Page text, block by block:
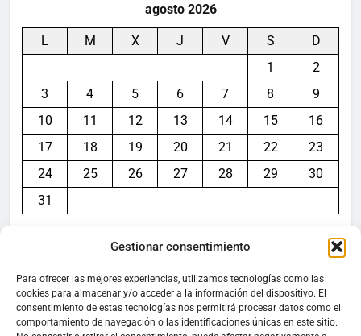
Gestionar consentimiento
Para ofrecer las mejores experiencias, utilizamos tecnologías como las
cookies para almacenar y/o acceder a la información del dispositivo. El
consentimiento de estas tecnologías nos permitirá procesar datos como el
comportamiento de navegación o las identificaciones únicas en este sitio.
agosto 2026
L M X J V S
D
1
2
3
4 5 6 7 8
9
10
11 12 13 14 15
16
17
18 19 20 21 22
23
24
25 26 27 28 29
30
31
« Jul
Aviso legal